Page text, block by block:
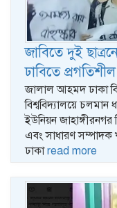
জাবিতে দুই
ঢাবিতে
জালাল আহমদ ঢাকা
বিশ্ববিদ্যালয়ে চলমান
ইউনিয়ন
এবং সাধারণ সম্পাদক
ঢাকাread more